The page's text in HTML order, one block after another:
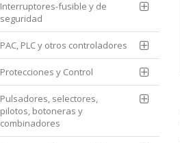
Interruptores-fusible y de
seguridad
PAC, PLC y otros controladores
Protecciones y Control
Pulsadores, selectores,
pilotos, botoneras y
combinadores